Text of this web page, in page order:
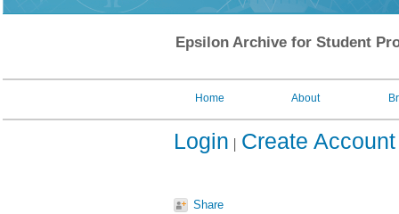
Epsilon Archive for Student
Home About
Login Create Account
Share